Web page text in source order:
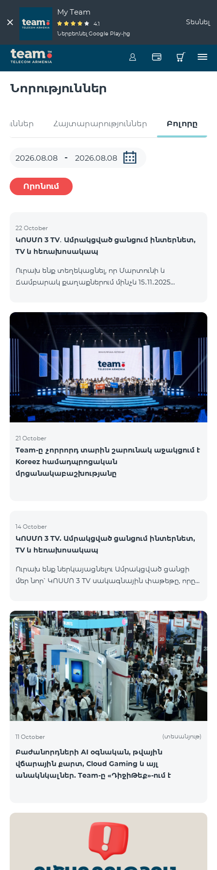
My Team
4.1
Ներբեռնել Google Play-ից
Տեսնել
Նորություններ
Հայտարարություններ Բոլորը
Որոնում
22 October
ԿՈՍՄՈ 3 TV․ Ամրակցված ցանցում ինտերնետ,
TV և հեռախոսակապ
Ուրախ ենք տեղեկացնել, որ Մարտունի և
Ճամբարակ քաղաքներում մինչև 15․11․2025
3 TV փաթեթը․ Ինտերնետ. Մինչև 50 Մբիթ/վ
արագություն։ Մինչև 80 TV ալիք՝ TeamTv Smart
հավելվածով: Ֆիքսված հեռախոսակապ. 180
րոպե դեպի Team ֆիքսված ցանց։ Սույն
սակագնային փաթեթում ներառված
հեռուստատեսության ծառայությունը
տրամադրվում է առանց TV սարքի՝ TeamTV Smart
հավելվածի միջոցով։ Սակագնային փաթեթի
արժեքները ներկայացվա
21 October
Team-ը չորրորդ տարին շարունակ աջակցում է
Koreez համադպրոցական
մրցանակաբաշխությանը
14 October
ԿՈՍՄՈ 3 TV. Ամրակցված ցանցում ինտերնետ,
TV և հեռախոսակապ
Ուրախ ենք ներկայացնելու Ամրակցված ցանցի
մեր նոր՝ ԿՈՍՄՈ 3 TV սակագնային փաթեթը, որը
ժամանակակից լուծումներ յուրաքանչյուր տան
համար, որը հասանելի կլինի Վարդենիս և
Գավառ քաղաքներում մինչև 15․11․2025
ներառյալ։Ի՞նչ է ներառում Ամրակցված ցանցի
ԿՈՍՄՈ 3 TV փաթեթը․ Ինտերնետ. Մինչև 50 Մբիթ/
վ արագություն։ TV. Մինչև 80 TV ալիք՝ TeamTv
Smart հավելվածով Ֆիքսված հեռախոսակապ.
180 րոպե դեպի Team ֆիքսված ցանց։ Սույն
սակագնային փաթեթում ներառվա
11 October (տեսանյութ)
Բաժանորդների AI օգնական, թվային
վճարային քարտ, Cloud Gaming և այլ
անակնկալներ. Team-ը «ԴիջիԹեք»-ում է